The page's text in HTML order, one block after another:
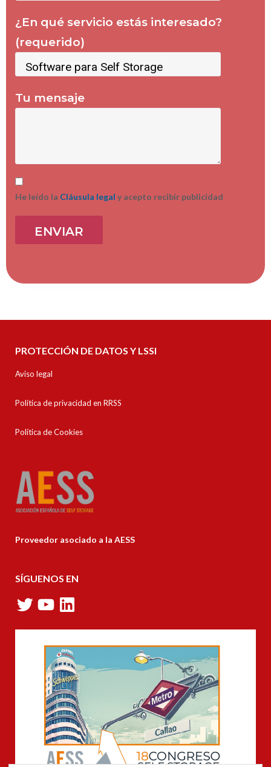
¿En qué servicio estás interesado?
(requerido)
Tu mensaje
He leído la Cláusula legal y acepto recibir publicidad
PROTECCIÓN DE DATOS Y LSSI
Aviso legal
Política de privacidad en RRSS
Política de Cookies
Proveedor asociado a la AESS
SÍGUENOS EN